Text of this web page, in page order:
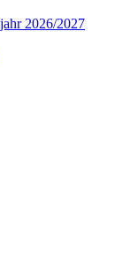
2026/2027